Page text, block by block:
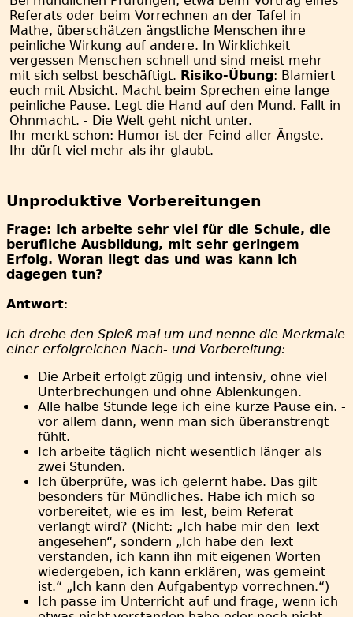
Referats oder beim Vorrechnen an der Tafel in
Mathe, überschätzen ängstliche Menschen ihre
peinliche Wirkung auf andere. In Wirklichkeit
vergessen Menschen schnell und sind meist mehr
mit sich selbst beschäftigt. Risiko-Übung: Blamiert
euch mit Absicht. Macht beim Sprechen eine lange
peinliche Pause. Legt die Hand auf den Mund. Fallt in
Ohnmacht. - Die Welt geht nicht unter.
Ihr merkt schon: Humor ist der Feind aller Ängste.
Ihr dürft viel mehr als ihr glaubt.
Unproduktive Vorbereitungen
Frage: Ich arbeite sehr viel für die Schule, die
berufliche Ausbildung, mit sehr geringem
Erfolg. Woran liegt das und was kann ich
dagegen tun?
Antwort:
Ich drehe den Spieß mal um und nenne die Merkmale
einer erfolgreichen Nach- und Vorbereitung:
Die Arbeit erfolgt zügig und intensiv, ohne viel
Unterbrechungen und ohne Ablenkungen.
Alle halbe Stunde lege ich eine kurze Pause ein. -
vor allem dann, wenn man sich überanstrengt
fühlt.
Ich arbeite täglich nicht wesentlich länger als
zwei Stunden.
Ich überprüfe, was ich gelernt habe. Das gilt
besonders für Mündliches. Habe ich mich so
vorbereitet, wie es im Test, beim Referat
verlangt wird? (Nicht: „Ich habe mir den Text
angesehen“, sondern „Ich habe den Text
verstanden, ich kann ihn mit eigenen Worten
wiedergeben, ich kann erklären, was gemeint
ist.“ „Ich kann den Aufgabentyp vorrechnen.“)
Ich passe im Unterricht auf und frage, wenn ich